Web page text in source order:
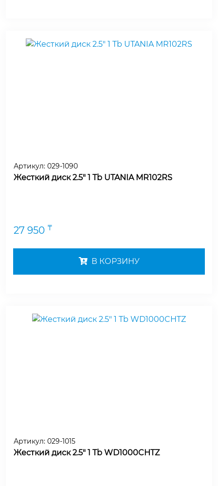
Артикул: 029-1090
Жесткий диск 2.5" 1 Tb UTANIA MR102RS
27 950 ₸
В КОРЗИНУ
Артикул: 029-1015
Жесткий диск 2.5" 1 Tb WD1000CHTZ